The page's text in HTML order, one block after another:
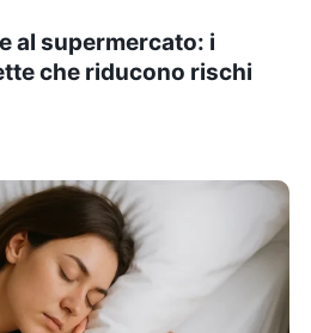
al supermercato: i
che riducono rischi